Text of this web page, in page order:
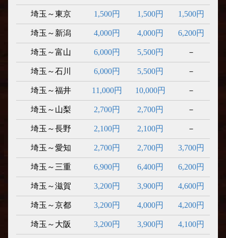
埼玉～東京 1,500円 1,500円 1,500円
埼玉～新潟 4,000円 4,000円 6,200円
埼玉～富山 6,000円 5,500円 －
埼玉～石川 6,000円 5,500円 －
埼玉～福井 11,000円 10,000円 －
埼玉～山梨 2,700円 2,700円 －
埼玉～長野 2,100円 2,100円 －
埼玉～愛知 2,700円 2,700円 3,700円
埼玉～三重 6,900円 6,400円 6,200円
埼玉～滋賀 3,200円 3,900円 4,600円
埼玉～京都 3,200円 4,000円 4,200円
埼玉～大阪 3,200円 3,900円 4,100円